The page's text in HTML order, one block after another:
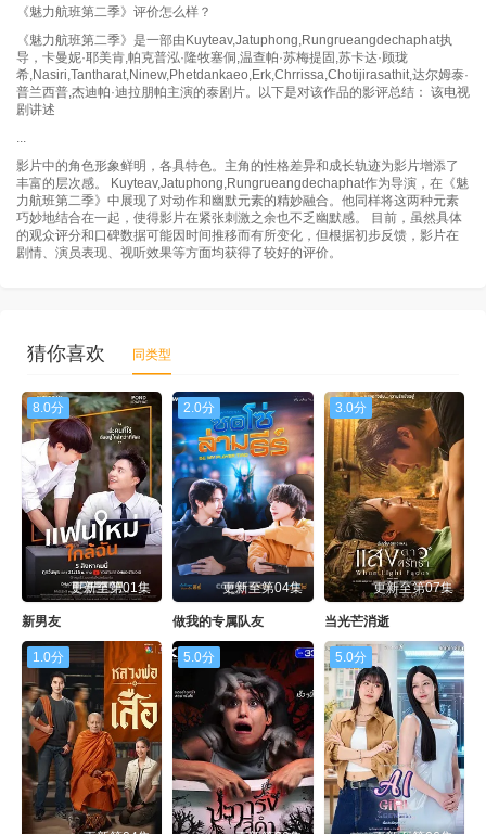
《魅力航班第二季》评价怎么样？
《魅力航班第二季》是一部由Kuyteav,Jatuphong,Rungrueangdechaphat执
导，卡曼妮·耶美肯,帕克普泓·隆牧塞侗,温查帕·苏梅提固,苏卡达·顾珑
希,Nasiri,Tantharat,Ninew,Phetdankaeo,Erk,Chrrissa,Chotijirasathit,达尔姆泰·
普兰西普,杰迪帕·迪拉朋帕主演的泰剧片。以下是对该作品的影评总结： 该电视
剧讲述
...
影片中的角色形象鲜明，各具特色。主角的性格差异和成长轨迹为影片增添了
丰富的层次感。 Kuyteav,Jatuphong,Rungrueangdechaphat作为导演，在《魅
力航班第二季》中展现了对动作和幽默元素的精妙融合。他同样将这两种元素
巧妙地结合在一起，使得影片在紧张刺激之余也不乏幽默感。 目前，虽然具体
的观众评分和口碑数据可能因时间推移而有所变化，但根据初步反馈，影片在
剧情、演员表现、视听效果等方面均获得了较好的评价。
猜你喜欢 同类型
8.0分
更新至第01集
新男友
2.0分
更新至第04集
做我的专属队友
3.0分
更新至第07集
当光芒消逝
1.0分 5.0分 5.0分